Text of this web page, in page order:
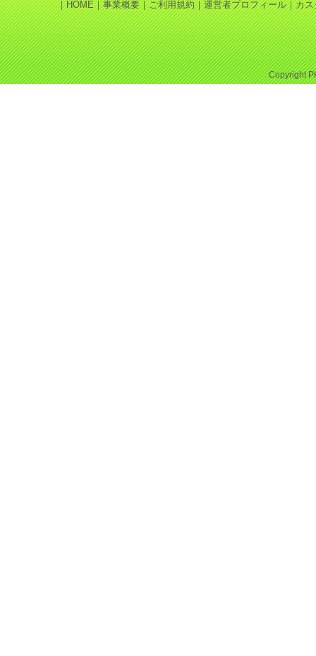
｜HOME｜事業概要｜ご利用規約｜運営者プロフィール｜カス
Copyright